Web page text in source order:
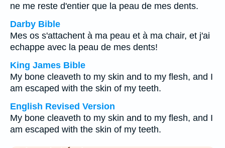
ne me reste d'entier que la peau de mes dents.
Darby Bible
Mes os s'attachent à ma peau et à ma chair, et j'ai
echappe avec la peau de mes dents!
King James Bible
My bone cleaveth to my skin and to my flesh, and I
am escaped with the skin of my teeth.
English Revised Version
My bone cleaveth to my skin and to my flesh, and I
am escaped with the skin of my teeth.